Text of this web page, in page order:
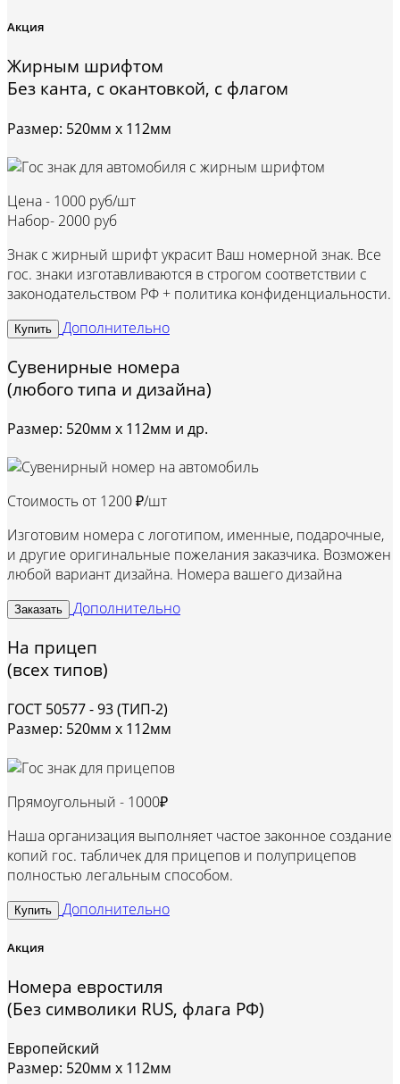
Акция
Жирным шрифтом
Без канта, с окантовкой, с флагом
Размер: 520мм х 112мм
Цена - 1000 руб/шт
Набор- 2000 руб
Знак с жирный шрифт украсит Ваш номерной знак. Все
гос. знаки изготавливаются в строгом соответствии с
законодательством РФ + политика конфиденциальности.
Купить Дополнительно
Сувенирные номера
(любого типа и дизайна)
Размер: 520мм х 112мм и др.
Стоимость от 1200 ₽/шт
Изготовим номера с логотипом, именные, подарочные,
и другие оригинальные пожелания заказчика. Возможен
любой вариант дизайна. Номера вашего дизайна
Заказать Дополнительно
На прицеп
(всех типов)
ГОСТ 50577 - 93 (ТИП-2)
Размер: 520мм х 112мм
Прямоугольный - 1000₽
Наша организация выполняет частое законное создание
копий гос. табличек для прицепов и полуприцепов
полностью легальным способом.
Купить Дополнительно
Акция
Номера евростиля
(Без символики RUS, флага РФ)
Европейский
Размер: 520мм х 112мм